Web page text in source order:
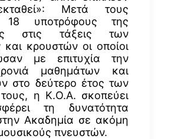
Μετά τους
18 υποτρόφους της
στις τάξεις των
κρουστών οι οποίοι
με επιτυχία την
μαθημάτων και
στο δεύτερο έτος των
η Κ.Ο.Α. σκοπεύει
τη δυνατότητα
Ακαδημία σε ακόμη
πνευστών.